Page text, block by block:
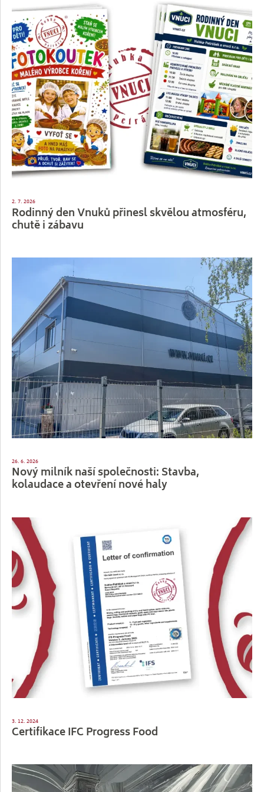
2. 7. 2026
Rodinný den Vnuků přinesl skvělou atmosféru,
chutě i zábavu
26. 6. 2026
Nový milník naší společnosti: Stavba,
kolaudace a otevření nové haly
3. 12. 2024
Certifikace IFC Progress Food